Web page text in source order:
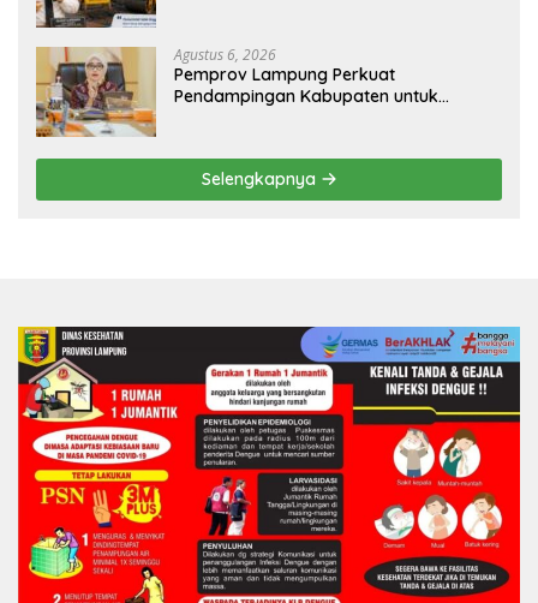
Agustus 6, 2026
Pemprov Lampung Perkuat
Pendampingan Kabupaten untuk
Selengkapnya